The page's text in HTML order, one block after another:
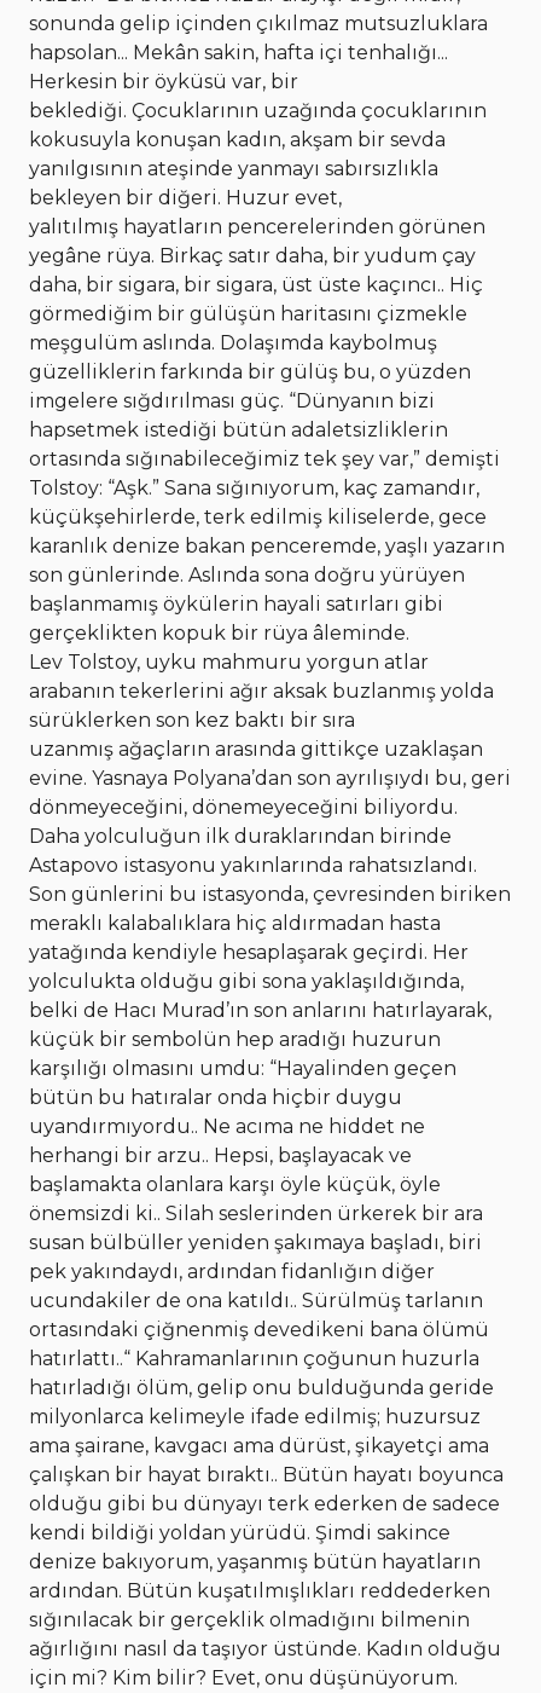
sonunda gelip içinden çıkılmaz mutsuzluklara
hapsolan... Mekân sakin, hafta içi tenhalığı...
Herkesin bir öyküsü var, bir
beklediği. Çocuklarının uzağında çocuklarının
kokusuyla konuşan kadın, akşam bir sevda
yanılgısının ateşinde yanmayı sabırsızlıkla
bekleyen bir diğeri. Huzur evet,
yalıtılmış hayatların pencerelerinden görünen
yegâne rüya. Birkaç satır daha, bir yudum çay
daha, bir sigara, bir sigara, üst üste kaçıncı.. Hiç
görmediğim bir gülüşün haritasını çizmekle
meşgulüm aslında. Dolaşımda kaybolmuş
güzelliklerin farkında bir gülüş bu, o yüzden
imgelere sığdırılması güç. “Dünyanın bizi
hapsetmek istediği bütün adaletsizliklerin
ortasında sığınabileceğimiz tek şey var,” demişti
Tolstoy: “Aşk.” Sana sığınıyorum, kaç zamandır,
küçükşehirlerde, terk edilmiş kiliselerde, gece
karanlık denize bakan penceremde, yaşlı yazarın
son günlerinde. Aslında sona doğru yürüyen
başlanmamış öykülerin hayali satırları gibi
gerçeklikten kopuk bir rüya âleminde.
Lev Tolstoy, uyku mahmuru yorgun atlar
arabanın tekerlerini ağır aksak buzlanmış yolda
sürüklerken son kez baktı bir sıra
uzanmış ağaçların arasında gittikçe uzaklaşan
evine. Yasnaya Polyana’dan son ayrılışıydı bu, geri
dönmeyeceğini, dönemeyeceğini biliyordu.
Daha yolculuğun ilk duraklarından birinde
Astapovo istasyonu yakınlarında rahatsızlandı.
Son günlerini bu istasyonda, çevresinden biriken
meraklı kalabalıklara hiç aldırmadan hasta
yatağında kendiyle hesaplaşarak geçirdi. Her
yolculukta olduğu gibi sona yaklaşıldığında,
belki de Hacı Murad’ın son anlarını hatırlayarak,
küçük bir sembolün hep aradığı huzurun
karşılığı olmasını umdu: “Hayalinden geçen
bütün bu hatıralar onda hiçbir duygu
uyandırmıyordu.. Ne acıma ne hiddet ne
herhangi bir arzu.. Hepsi, başlayacak ve
başlamakta olanlara karşı öyle küçük, öyle
önemsizdi ki.. Silah seslerinden ürkerek bir ara
susan bülbüller yeniden şakımaya başladı, biri
pek yakındaydı, ardından fidanlığın diğer
ucundakiler de ona katıldı.. Sürülmüş tarlanın
ortasındaki çiğnenmiş devedikeni bana ölümü
hatırlattı..“ Kahramanlarının çoğunun huzurla
hatırladığı ölüm, gelip onu bulduğunda geride
milyonlarca kelimeyle ifade edilmiş; huzursuz
ama şairane, kavgacı ama dürüst, şikayetçi ama
çalışkan bir hayat bıraktı.. Bütün hayatı boyunca
olduğu gibi bu dünyayı terk ederken de sadece
kendi bildiği yoldan yürüdü. Şimdi sakince
denize bakıyorum, yaşanmış bütün hayatların
ardından. Bütün kuşatılmışlıkları reddederken
sığınılacak bir gerçeklik olmadığını bilmenin
ağırlığını nasıl da taşıyor üstünde. Kadın olduğu
için mi? Kim bilir? Evet, onu düşünüyorum.